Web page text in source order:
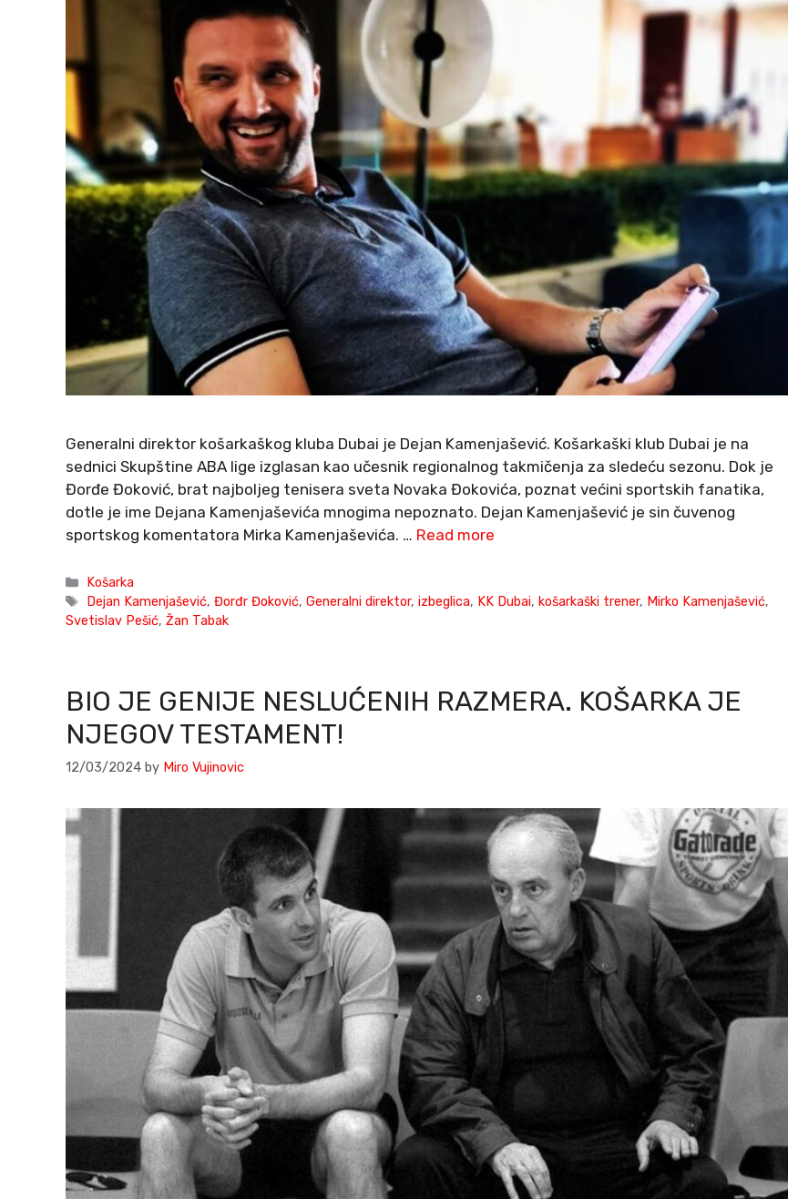
Generalni direktor košarkaškog kluba Dubai je Dejan Kamenjašević. Košarkaški klub Dubai je na
sednici Skupštine ABA lige izglasan kao učesnik regionalnog takmičenja za sledeću sezonu. Dok je
Đorđe Đoković, brat najboljeg tenisera sveta Novaka Đokovića, poznat većini sportskih fanatika,
dotle je ime Dejana Kamenjaševića mnogima nepoznato. Dejan Kamenjašević je sin čuvenog
sportskog komentatora Mirka Kamenjaševića. … Read more
Categories
Košarka
Tags
Dejan Kamenjašević,Đorđr Đoković,Generalni direktor,izbeglica, KK Dubai, košarkaški trener, Mirko Kamenjašević,
Svetislav Pešić, Žan Tabak
BIO JE GENIJE NESLUĆENIH RAZMERA. KOŠARKA JE
NJEGOV TESTAMENT!
12/03/2024 by Miro Vujinovic